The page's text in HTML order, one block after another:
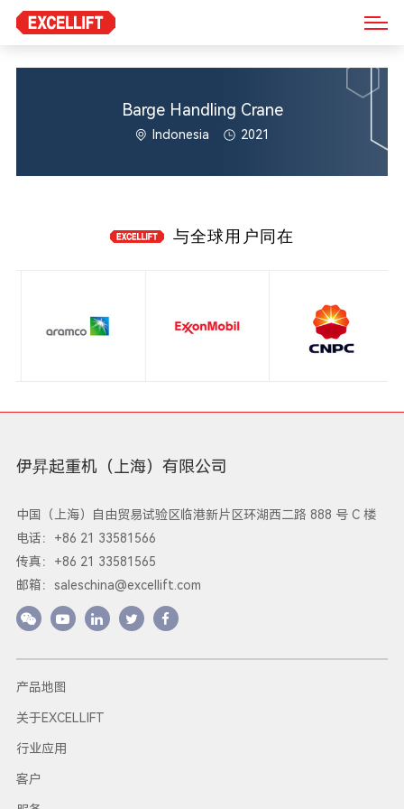
Barge Handling Crane
Indonesia 2021
与全球用户同在
伊昇起重机（上海）有限公司
中国（上海）自由贸易试验区临港新片区环湖西二路 888 号 C 楼
电话：+86 21 33581566
传真：+86 21 33581565
邮箱： saleschina@excellift.com
产品地图
关于EXCELLIFT
行业应用
客户